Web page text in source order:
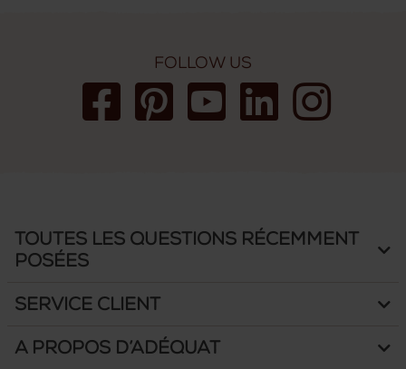
Follow us
Toutes les questions récemment
posées
Service client
A propos d’Adéquat